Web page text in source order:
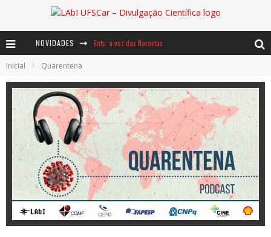
NOVIDADES Ents: a voz das florestas
Baú de Histórias - A jamais imaginada aventura com os moinhos de vento
Inicial Quarentena